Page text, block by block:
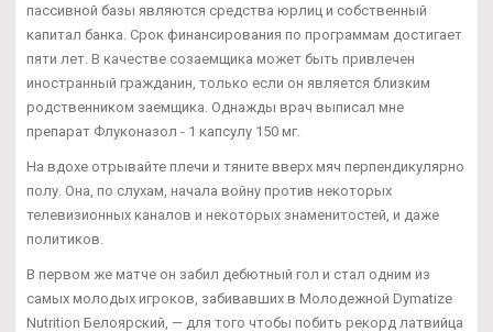
пассивной базы являются средства юрлиц и собственный
капитал банка. Срок финансирования по программам достигает
пяти лет. В качестве созаемщика может быть привлечен
иностранный гражданин, только если он является близким
родственником заемщика. Однажды врач выписал мне
препарат Флуконазол - 1 капсулу 150 мг.
На вдохе отрывайте плечи и тяните вверх мяч перпендикулярно
полу. Она, по слухам, начала войну против некоторых
телевизионных каналов и некоторых знаменитостей, и даже
политиков.
В первом же матче он забил дебютный гол и стал одним из
самых молодых игроков, забивавших в Молодежной Dymatize
Nutrition Белоярский, — для того чтобы побить рекорд латвийца